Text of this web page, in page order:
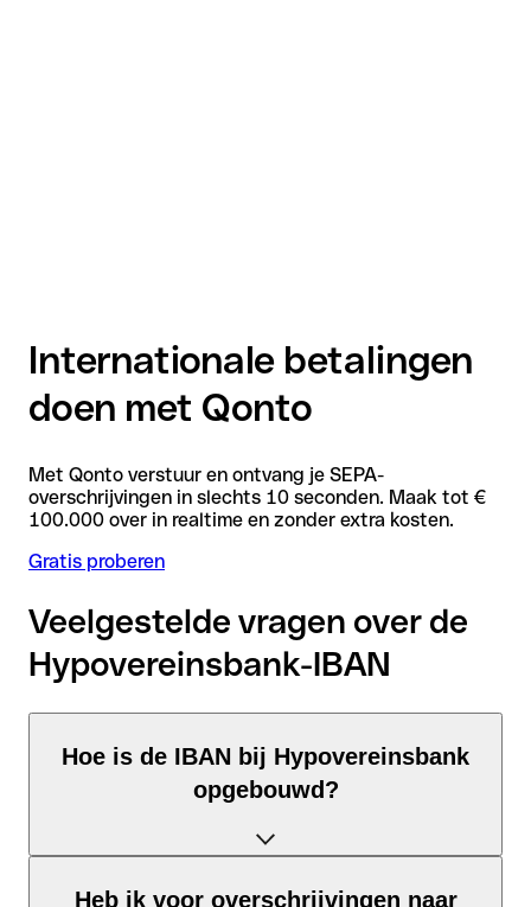
Internationale betalingen
doen met Qonto
Met Qonto verstuur en ontvang je SEPA-
overschrijvingen in slechts 10 seconden. Maak tot €
100.000 over in realtime en zonder extra kosten.
Gratis proberen
Veelgestelde vragen over de
Hypovereinsbank-IBAN
Hoe is de IBAN bij Hypovereinsbank
opgebouwd?
Heb ik voor overschrijvingen naar